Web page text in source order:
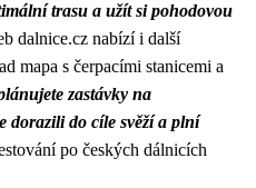
trasu a užít si pohodovou
dalnice.cz nabízí i další
mapa s čerpacími stanicemi a
zastávky na
dorazili do cíle svěží a plní
po českých dálnicích